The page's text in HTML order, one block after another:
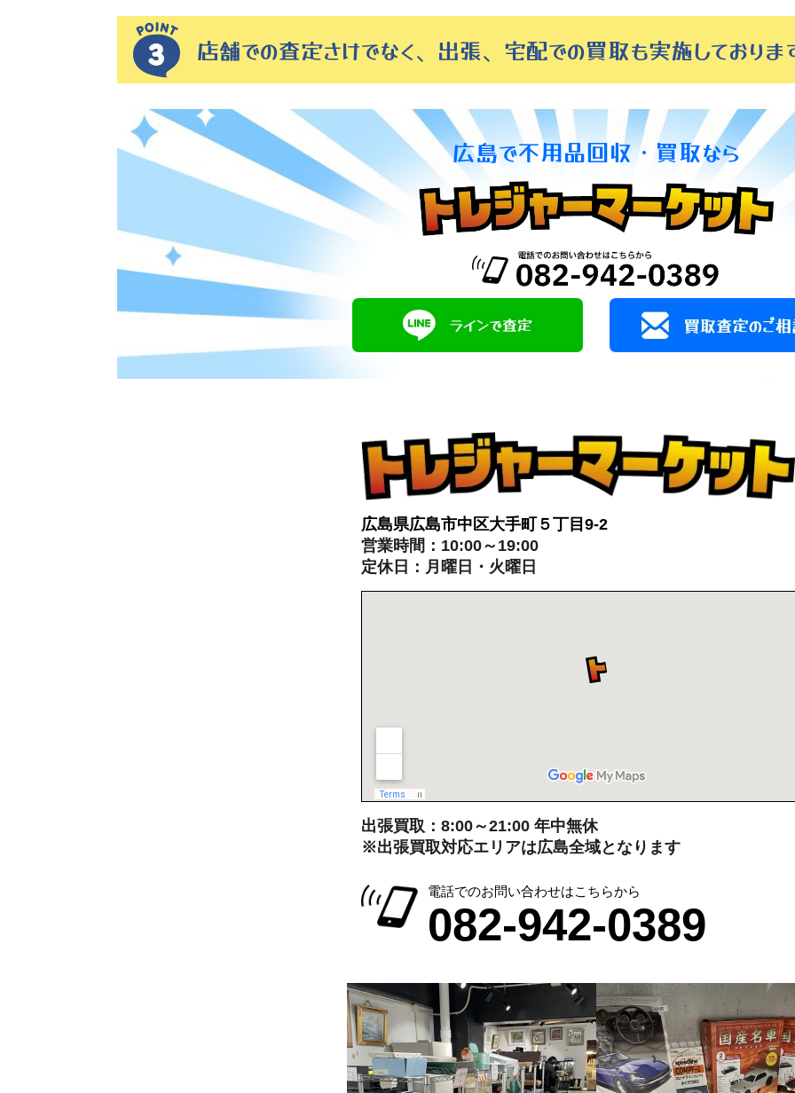
店舗での査定さけでなく、出張、宅配での買取も実施しておりま
広島で不用品回収・買取なら
広島県広島市中区大手町５丁目9-2
営業時間：10:00～19:00
定休日：月曜日・火曜日
出張買取：8:00～21:00 年中無休
※出張買取対応エリアは広島全域となります
電話でのお問い合わせはこちらから
082-942-0389